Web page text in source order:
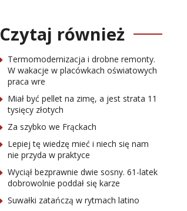
Czytaj również
Termomodernizacja i drobne remonty.
W wakacje w placówkach oświatowych
praca wre
Miał być pellet na zimę, a jest strata 11
tysięcy złotych
Za szybko we Frąckach
Lepiej tę wiedzę mieć i niech się nam
nie przyda w praktyce
Wyciął bezprawnie dwie sosny. 61-latek
dobrowolnie poddał się karze
Suwałki zatańczą w rytmach latino